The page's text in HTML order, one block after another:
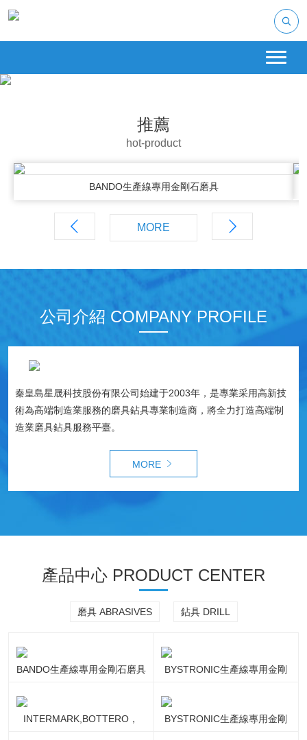
推薦
hot-product
BANDO生產線專用金剛石磨具
MORE
公司介紹 COMPANY PROFILE
秦皇島星晟科技股份有限公司始建于2003年，是專業采用高新技
術為高端制造業服務的磨具鉆具專業制造商，將全力打造高端制
造業磨具鉆具服務平臺。
MORE
產品中心 PRODUCT CENTER
磨具 ABRASIVES 鉆具 DRILL
BANDO生產線專用金剛石磨具 BYSTRONIC生產線專用金剛
INTERMARK,BOTTERO， BYSTRONIC生產線專用金剛